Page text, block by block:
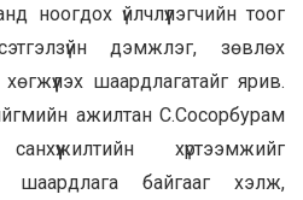
ноогдох үйлчлүүлэгчийн тоог
дэмжлэг, зөвлөх
шаардлагатайг ярив.
ажилтан С.Сосорбурам
хүртээмжийг
шаардлага байгааг хэлж,